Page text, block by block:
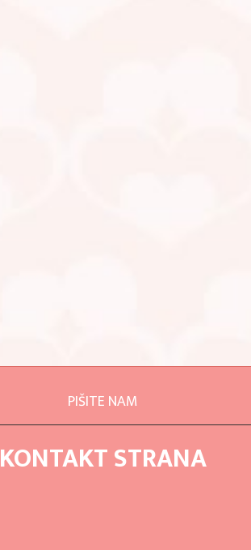
PIŠITE NAM
KONTAKT STRANA